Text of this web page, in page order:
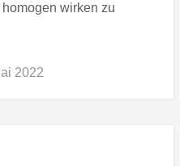
wirken zu
2022